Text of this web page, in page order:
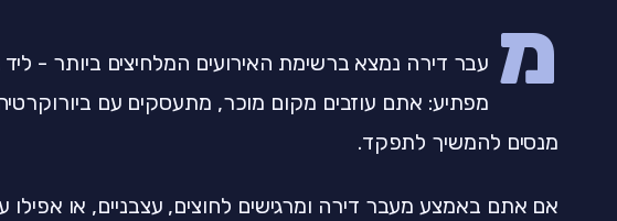
מ עבר דירה נמצא ברשימת האירועים המלחיצים ביותר - ליד
מפתיע: אתם עוזבים מקום מוכר, מתעסקים עם
מנסים להמשיך לתפקד.
אם אתם באמצע מעבר דירה ומרגישים לחוצים, עצבניים, או אפילו